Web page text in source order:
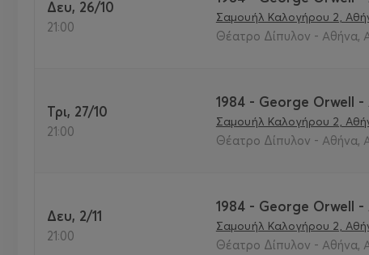
Δευ, 26/10
21:00
Σαμουήλ Καλογήρου 2,
Θέατρο Δίπυλον - Αθήνα,
Τρι, 27/10
21:00
1984 - George Orwell
Σαμουήλ Καλογήρου 2,
Θέατρο Δίπυλον - Αθήνα,
Δευ, 2/11
21:00
1984 - George Orwell
Σαμουήλ Καλογήρου 2,
Θέατρο Δίπυλον - Αθήνα,